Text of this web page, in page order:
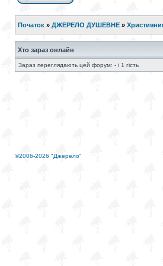
Початок » ДЖЕРЕЛО ДУШЕВНЕ »
Хто зараз онлайн
Зараз переглядають цей форум: - і 1 гість
©2006-2026 "Джерело"